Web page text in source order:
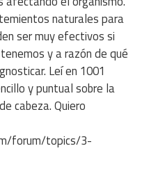
naturales para
ser muy efectivos si
y a razón de qué
Leí en 1001
y puntual sobre la
cabeza. Quiero
forum/topics/3-